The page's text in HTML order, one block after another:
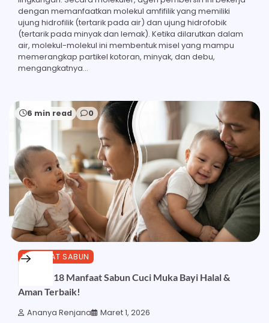
dengan memanfaatkan molekul amfifilik yang memiliki
ujung hidrofilik (tertarik pada air) dan ujung hidrofobik
(tertarik pada minyak dan lemak). Ketika dilarutkan dalam
air, molekul-molekul ini membentuk misel yang mampu
memerangkap partikel kotoran, minyak, dan debu,
mengangkatnya…
6 min read 0
MANFAAT SABUN
Ketahui 18 Manfaat Sabun Cuci Muka Bayi Halal &
Aman Terbaik!
Ananya Renjana Maret 1, 2026